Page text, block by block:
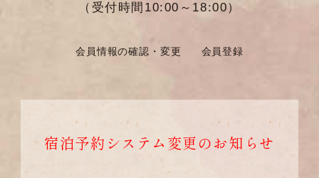
（受付時間10:00～18:00）
会員情報の確認・変更 会員登録
宿泊予約システム変更のお知らせ